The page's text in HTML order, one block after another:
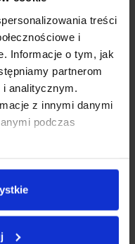
treści
i
Informacje o tym, jak
partnerom
analitycznym.
z innymi danymi
podczas
wynosiła:
cena
wynosi:
89.00zł.